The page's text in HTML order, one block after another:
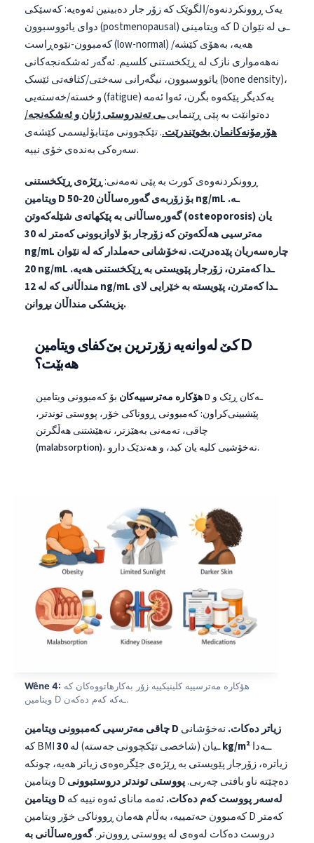
یەک ڕوونکردنەوە/الگوێک کە زۆر جار دەبینین ئەوەیە: کەسێکی
دوای یائووسبوون (postmenopausal) کە ویتامینی D ـی لە نێوان
کەمبوون-نێوەڕاست (low-normal) هەیە، بەهۆی کێشە/
نەهەمواری نازک لە ڕێکخستنی کلسیم. ئەگەر ئەشکەنجەکانی
یائووسبوون، نیگەرانی سەختی/کثافەتی ئێسک (bone density)،
و خستە/خەستەیی (fatigue) یەکدیگر پێکەوە بگرن، ئەوا ئەمە
دەتوانێت بە پێی ڕێنماییـی تەندروستی ژنان و ئەشکەنجە/
هۆرمۆنەکانمان بخوێندرێت.. تێکچوونی مێتابۆلیسمی کێشەی
سەرەکی بەندەی خۆی نییە.
ڕوونکردنەوەی کورت بە پێی تەمەنی:ڕێژەی ڕێکخستنی
ویتامین D بۆ زۆربەی گەورەساڵان 20-50 ng/mL ـە.
گەورەساڵانی بە پێکهاتەی شێلەکەوتن (osteoporosis) یان
مەترسیی هەڵکەوتن کە زۆرجار بۆ لاوازبوونی کەمتر لە 30
ng/mL چارەسەریان پێدەدرێت.نەخۆشانی حەملدار کە لە نێوان
20 ng/mL ـدا کەمترن، زۆرجار پێویستی بە ڕێکخستنی هەیە.
منداڵانی کە لە 12 ng/mL ـدا کەمترن، پێویستە بە خێرایی لای
پزیشکی منداڵان بڕوانن.
کێ لەوانەیە زۆرترین بێ‌کفای ویتامین D
هەبێت؟
هۆکارە مەترسییەکان بۆ کەمبوونی ویتامین D ـەکان ڕێک و
پێشبینی‌کراون: کەمبوونی ڕووناکی خۆر، پووستی توندتر،
چاقی، تەمەنی بەهێزتر، نەهێشتنی هەڵگرتن
(malabsorption)، نەخۆشیی کلیە یان کبد، و هەندێک دارو.
Wêne 4:
ویتامین D ـەکە کەم دەکەن.
چاقی مەترسیی کەمبوونی ویتامین D زیاتر دەکات. نەخۆشانی
کە BMI ـیان (شاخصی تێکچوونی جەستە) لە30 kg/m²
زیاترە، زۆرجار پێویستی بە ڕێژەی جێگرەوەی زیاتر هەیە، چونکە
ویتامین D دەچێتە ناو بافتی چەربی.پووستی توندتر دروستبوونی
ویتامین D لەسەر پووست کەم دەکات.ئەمە مانای ئەوە نییە کە
کەمبوون حەتمییە، بەڵام هەمان ڕووناکی خۆر ویتامین D کەمتر
دروست دەکات لەوەی لە پووستی ڕوون‌تر.گەورەساڵانی بە